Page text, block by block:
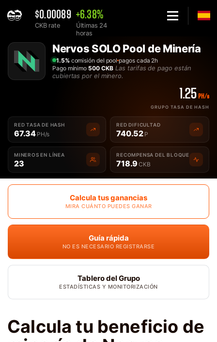
$0.00089
CKB rate
+6.38%
Últimas 24
horas
Home
Solo Nervos CKB Pool de Minería - 2Miners
Nervos SOLO Pool de Minería
1.5%comisión del pool pagos cada 2h
Pago mínimo500 CKB Las tarifas de pago están
cubiertas por el minero.
1.25 PH/s
GRUPO TASA DE HASH
RED TASA DE HASH
67.34 PH/s
RED DIFICULTAD
740.52 P
MINEROS EN LÍNEA
23
RECOMPENSA DEL BLOQUE
718.9 CKB
Calcula tus ganancias
MIRA CUÁNTO PUEDES GANAR
Guía rápida
NO ES NECESARIO REGISTRARSE
Tablero del Grupo
ESTADÍSTICAS Y MONITORIZACIÓN
Calcula tu beneficio de